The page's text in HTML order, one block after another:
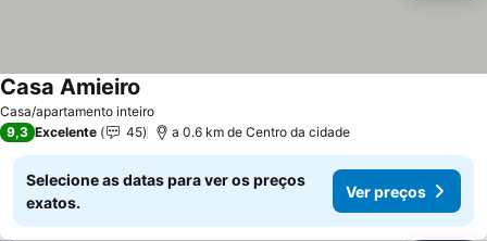
Casa/apartamento inteiro
Casa Amieiro
9,3 Excelente 45 a 0.6 km de Centro da cidade
Selecione as datas para ver os preços
exatos.
Ver preços